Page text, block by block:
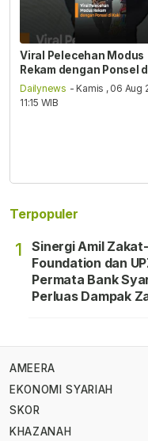
Viral Pelecehan Modus
Rekam dengan Ponsel
Dailynews - Kamis , 06 Aug
11:15 WIB
Terpopuler
1
Sinergi Amil
Foundation dan
Permata Bank
Perluas Dampak
AMEERA
EKONOMI SYARIAH
SKOR
KHAZANAH